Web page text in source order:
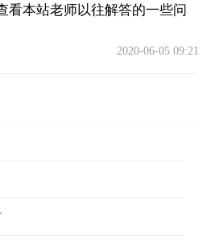
本站老师以往解答的一些问
2020-06-05 09:21